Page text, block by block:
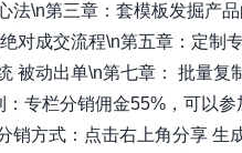
法\n第三章：套模板发掘产
对成交流程\n第五章：定制
被动出单\n第七章： 批量复
专栏分销佣金55%，可以参
销方式：点击右上角分享 生